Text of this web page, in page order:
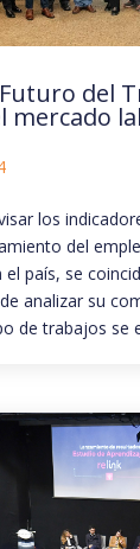
del
mercado
los
del
país, se
analizar su
de trabajos se